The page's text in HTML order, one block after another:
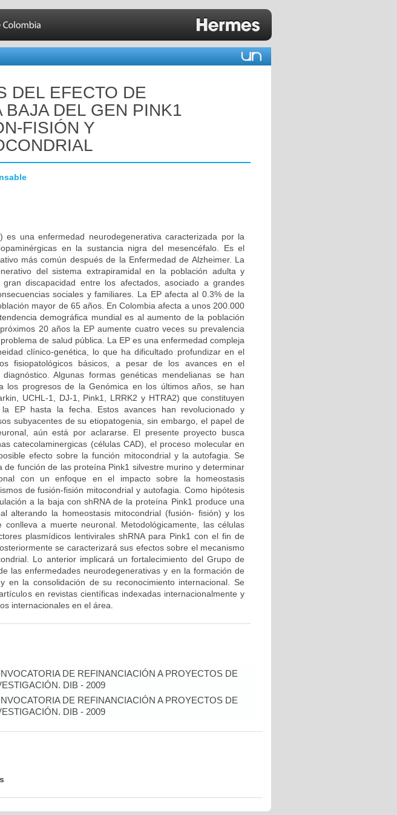
DEL EFECTO DE
BAJA DEL GEN PINK1
FISIÓN Y
es una enfermedad neurodegenerativa caracterizada por la
en la sustancia nigra del mesencéfalo. Es el
más común después de la Enfermedad de Alzheimer. La
del sistema extrapiramidal en la población adulta y
discapacidad entre los afectados, asociado a grandes
sociales y familiares. La EP afecta al 0.3% de la
mayor de 65 años. En Colombia afecta a unos 200.000
demográfica mundial es al aumento de la población
20 años la EP aumente cuatro veces su prevalencia
de salud pública. La EP es una enfermedad compleja
clínico-genética, lo que ha dificultado profundizar en el
fisiopatológicos básicos, a pesar de los avances en el
Algunas formas genéticas mendelianas se han
los progresos de la Genómica en los últimos años, se han
UCHL-1, DJ-1, Pink1, LRRK2 y HTRA2) que constituyen
EP hasta la fecha. Estos avances han revolucionado y
subyacentes de su etiopatogenia, sin embargo, el papel de
aún está por aclararse. El presente proyecto busca
catecolaminergicas (células CAD), el proceso molecular en
efecto sobre la función mitocondrial y la autofagia. Se
de función de las proteína Pink1 silvestre murino y determinar
con un enfoque en el impacto sobre la homeostasis
de fusión-fisión mitocondrial y autofagia. Como hipótesis
a la baja con shRNA de la proteína Pink1 produce una
alterando la homeostasis mitocondrial (fusión- fisión) y los
conlleva a muerte neuronal. Metodológicamente, las células
plasmídicos lentivirales shRNA para Pink1 con el fin de
se caracterizará sus efectos sobre el mecanismo
Lo anterior implicará un fortalecimiento del Grupo de
las enfermedades neurodegenerativas y en la formación de
en la consolidación de su reconocimiento internacional. Se
en revistas científicas indexadas internacionalmente y
internacionales en el área.
DE REFINANCIACIÓN A PROYECTOS DE
DIB - 2009
DE REFINANCIACIÓN A PROYECTOS DE
DIB - 2009